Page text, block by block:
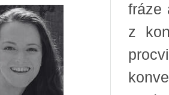
fráze
z